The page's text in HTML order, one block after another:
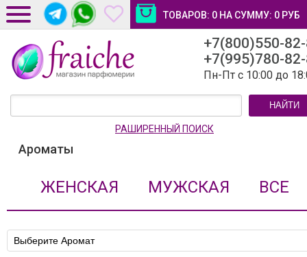
ТОВАРОВ: 0 НА СУММУ: 0 РУБ
ДОСТАВКА И ОПЛАТА
НОВОСТИ И СТАТЬИ
+7(800)550-
+7(995)780-
Пн-Пт с 10:00 до
НАЙТИ
РАШИРЕННЫЙ ПОИСК
Ароматы
ЖЕНСКАЯ МУЖСКАЯ ВСЕ